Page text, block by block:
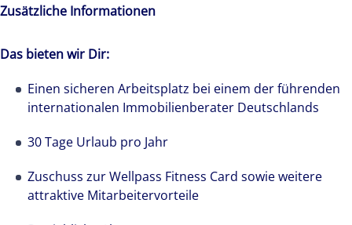
Zusätzliche Informationen
Das bieten wir Dir:
Einen sicheren Arbeitsplatz bei einem der führenden
internationalen Immobilienberater Deutschlands
30 Tage Urlaub pro Jahr
Zuschuss zur Wellpass Fitness Card sowie weitere
attraktive Mitarbeitervorteile